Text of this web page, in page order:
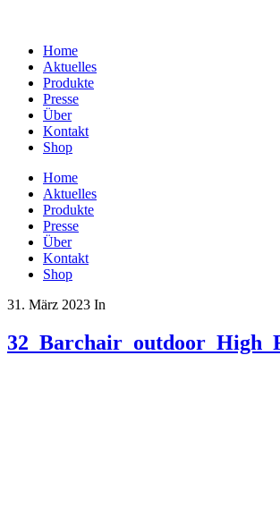
Home
Aktuelles
Produkte
Presse
Über
Kontakt
Shop
Home
Aktuelles
Produkte
Presse
Über
Kontakt
Shop
31. März 2023 In